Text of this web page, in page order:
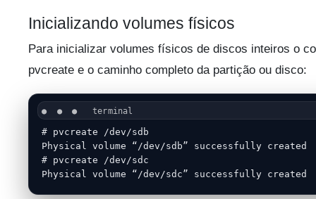
Inicializando volumes físicos
Para inicializar volumes físicos de discos inteiros o
pvcreate e o caminho completo da partição ou disco:
# pvcreate /dev/sdb
Physical volume “/dev/sdb” successfully created
# pvcreate /dev/sdc
Physical volume “/dev/sdc” successfully created